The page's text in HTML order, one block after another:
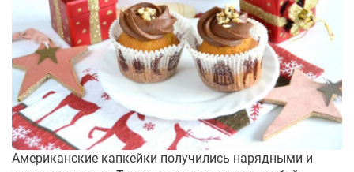
Американские капкейки получились нарядными и